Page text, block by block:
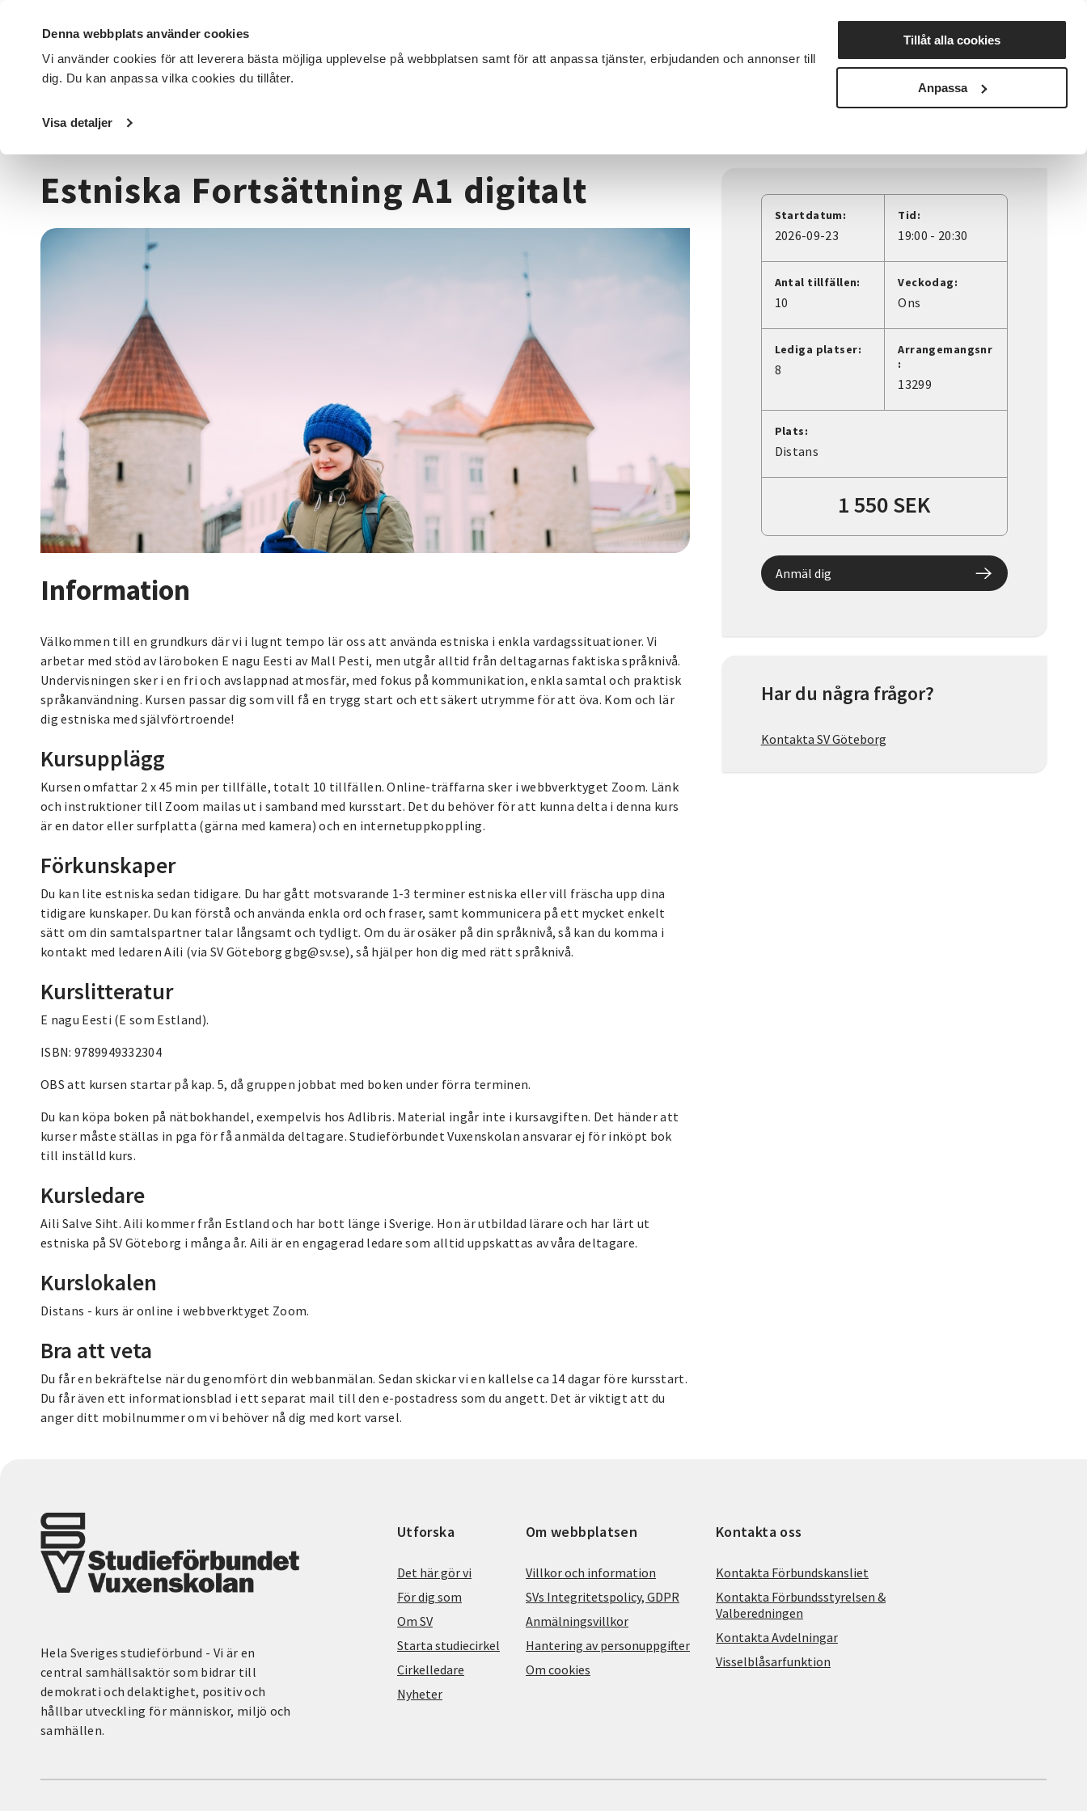
Denna webbplats använder cookies
Vi använder cookies för att leverera bästa möjliga upplevelse på webbplatsen samt för att anpassa tjänster, erbjudanden och annonser till
dig. Du kan anpassa vilka cookies du tillåter.
Visa detaljer
Tillåt alla cookies
Anpassa
DET HÄR GÖR VI FÖR DIG SOM SÖK KURSER OCH EVENEMANG Nyheter Avdelningar
Startsida / Kurser och evenemang
Estniska Fortsättning A1 digitalt
Information
Välkommen till en grundkurs där vi i lugnt tempo lär oss att använda estniska i enkla vardagssituationer. Vi
arbetar med stöd av läroboken E nagu Eesti av Mall Pesti, men utgår alltid från deltagarnas faktiska språknivå.
Undervisningen sker i en fri och avslappnad atmosfär, med fokus på kommunikation, enkla samtal och praktisk
språkanvändning. Kursen passar dig som vill få en trygg start och ett säkert utrymme för att öva. Kom och lär
dig estniska med självförtroende!
Kursupplägg
Kursen omfattar 2 x 45 min per tillfälle, totalt 10 tillfällen. Online-träffarna sker i webbverktyget Zoom. Länk
och instruktioner till Zoom mailas ut i samband med kursstart. Det du behöver för att kunna delta i denna kurs
är en dator eller surfplatta (gärna med kamera) och en internetuppkoppling.
Förkunskaper
Du kan lite estniska sedan tidigare. Du har gått motsvarande 1-3 terminer estniska eller vill fräscha upp dina
tidigare kunskaper. Du kan förstå och använda enkla ord och fraser, samt kommunicera på ett mycket enkelt
sätt om din samtalspartner talar långsamt och tydligt. Om du är osäker på din språknivå, så kan du komma i
kontakt med ledaren Aili (via SV Göteborg gbg@sv.se), så hjälper hon dig med rätt språknivå.
Kurslitteratur
E nagu Eesti (E som Estland).
ISBN: 9789949332304
OBS att kursen startar på kap. 5, då gruppen jobbat med boken under förra terminen.
Du kan köpa boken på nätbokhandel, exempelvis hos Adlibris. Material ingår inte i kursavgiften. Det händer att
kurser måste ställas in pga för få anmälda deltagare. Studieförbundet Vuxenskolan ansvarar ej för inköpt bok
till inställd kurs.
Kursledare
Aili Salve Siht. Aili kommer från Estland och har bott länge i Sverige. Hon är utbildad lärare och har lärt ut
estniska på SV Göteborg i många år. Aili är en engagerad ledare som alltid uppskattas av våra deltagare.
Kurslokalen
Distans - kurs är online i webbverktyget Zoom.
Bra att veta
Du får en bekräftelse när du genomfört din webbanmälan. Sedan skickar vi en kallelse ca 14 dagar före kursstart.
Du får även ett informationsblad i ett separat mail till den e-postadress som du angett. Det är viktigt att du
anger ditt mobilnummer om vi behöver nå dig med kort varsel.
Startdatum:
2026-09-23
Tid:
19:00 - 20:30
Antal tillfällen:
10
Veckodag:
Ons
Lediga platser:
8
Arrangemangsnr
:
13299
Plats:
Distans
1 550 SEK
Anmäl dig
Har du några frågor?
Kontakta SV Göteborg
Hela Sveriges studieförbund - Vi är en
central samhällsaktör som bidrar till
demokrati och delaktighet, positiv och
hållbar utveckling för människor, miljö och
samhällen.
Utforska
Det här gör vi
För dig som
Om SV
Starta studiecirkel
Cirkelledare
Nyheter
Om webbplatsen
Villkor och information
SVs Integritetspolicy, GDPR
Anmälningsvillkor
Hantering av personuppgifter
Om cookies
Kontakta oss
Kontakta Förbundskansliet
Kontakta Förbundsstyrelsen &
Valberedningen
Kontakta Avdelningar
Visselblåsarfunktion